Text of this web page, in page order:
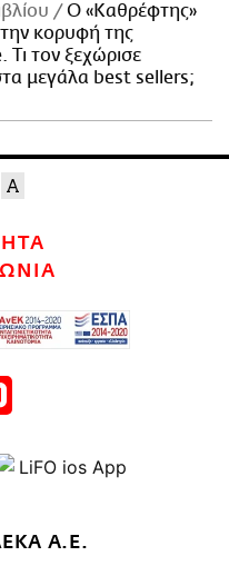
Ο «Καθρέφτης»
κορυφή της
Τι τον ξεχώρισε
μεγάλα best sellers;
Α.Ε.